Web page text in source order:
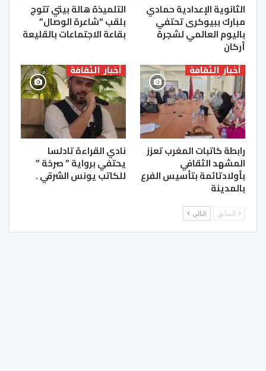
الثانوية الإعدادية حمادي
مبارك ببيوكرى تحتفي
باليوم العالمي لشجرة
أركان
التلميذة هالة بيتي تتوج
بلقب “شاعرة الوصال”
بقاعة الاجتماعات بالقليعة
أخبار الثقافة
رابطة كاتبات المغرب تعزز
المشهد الثقافي
بأولادتائمة بتأسيس الفرع
بالمدينة
أخبار الثقافة
نادي القراءة تادلسا
يحتفي برواية ” صرخة ”
للكاتب يونس الشرقي .
السابق التالي